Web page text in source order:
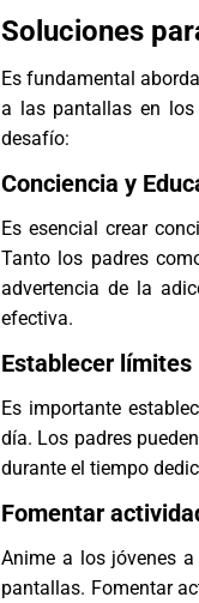
Soluciones
Es fundamental
a las pantallas en los
desafío:
Conciencia y
Es esencial crear
Tanto los padres
advertencia de la
efectiva.
Establecer límites
Es importante
día. Los padres
durante el tiempo
Fomentar
Anime a los jóvenes
pantallas. Fomentar